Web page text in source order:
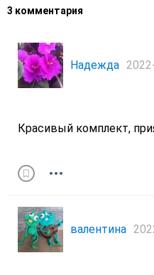
3 комментария
Надежда
Красивый комплект,
валентина